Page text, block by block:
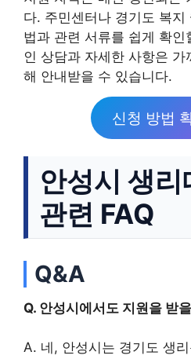
다. 주민센터나 경기도 복
법과 관련 서류를 쉽게 확인
인 상담과 자세한 사항은
해 안내받을 수 있습니다.
신청 방법
안성시 생
관련 FAQ
Q&A
Q. 안성시에서도 지원을 받
A. 네, 안성시는 경기도 생